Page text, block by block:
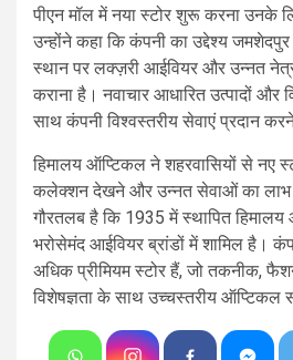
पीएन मॉल में नया स्टोर शुरू करना उनके
उन्होंने कहा कि कंपनी का उद्देश्य
स्थान पर लक्ज़री आईवियर और उन्नत
कराना है। नवाचार आधारित उत्पादों और
साथ कंपनी विश्वस्तरीय सेवाएं प्रदान
हिमालय ऑप्टिकल ने शहरवासियों से नए
कलेक्शन देखने और उन्नत सेवाओं का लाभ
गौरतलब है कि 1935 में स्थापित
भरोसेमंद आईवियर ब्रांडों में शामिल है।
अधिक प्रीमियम स्टोर हैं, जो तकनीक,
विशेषज्ञता के साथ उच्चस्तरीय ऑप्टिकल